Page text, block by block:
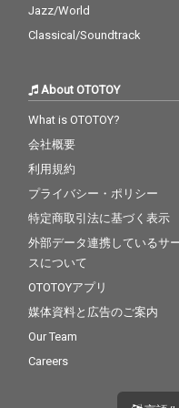
Jazz/World
Classical/Soundtrack
About OTOTOY
What is OTOTOY?
会社概要
利用規約
プライバシー・ポリシー
特定商取引法に基づく表示
外部データ連携しているサ
スについて
OTOTOYアプリ
媒体資料と広告のご案内
Our Team
Careers